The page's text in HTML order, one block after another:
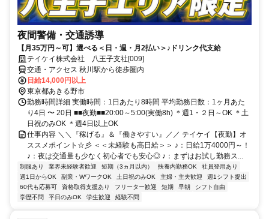
夜間警備・交通誘導
【月35万円～可】選べる＜日・週・月2払い＞♪ドリンク代支給
テイケイ株式会社 八王子支社[009]
交通・アクセス 秋川駅から徒歩圏内
日給14,000円以上
東京都あきる野市
勤務時間詳細 実働時間：1日あたり8時間 平均勤務日数：1ヶ月あた
り4日 〜 20日 ■■夜勤■■20:00～5:00(実働8h) ＊週1・２日～OK ＊土
日祝のみOK ＊週4日以上OK
仕事内容 ＼＼『稼げる』＆『働きやすい』／／ テイケイ【夜勤】オ
ススメポイント☆彡 ＜＜未経験も高日給＞＞ ♪：日給1万4000円～！
♪：夜は交通量も少なく初心者でも安心◎ ♪：まずはお試し勤務ス...
制服あり 業界未経験者歓迎 短期（3ヵ月以内） 扶養内勤務OK
社員登用あり
週1日からOK
副業・WワークOK 土日祝のみOK 主婦・主夫歓迎
週1シフト提出
60代も応募可
資格取得支援あり フリーター歓迎 短期 早朝
シフト自由
学歴不問
平日のみOK 学生歓迎 経験不問